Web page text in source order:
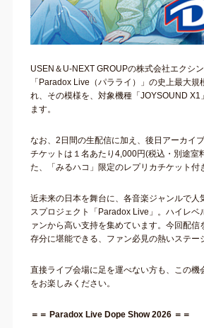
USEN＆U-NEXT GROUPの株式会社エクシ
「Paradox Live（パラライ）」の史上最大
れ、その模様を、対象機種「JOYSOUND
ます。
なお、2日間の生配信に加え、後日アーカイ
チケットは１名あたり4,000円(税込・別途室
た、「みるハコ」限定のレプリカチケット付
近未来の日本を舞台に、各音楽ジャンルで
スプロジェクト「Paradox Live」。ハイレ
ァンから高い支持を集めています。今回配
存分に堪能できる、ファン必見の熱いステー
直接ライブ会場に足を運べない方も、この
をお楽しみください。
＝＝ Paradox Live Dope Show 2026 ＝＝